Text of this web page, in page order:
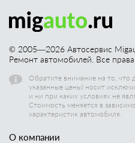
© 2005—2026 Автосервис
Ремонт автомобилей. Все
Обратите внимание на то, что
указанные цены) носит
и ни при каких условиях не
Стоимость меняется в
характеристик автомобиля.
О компании